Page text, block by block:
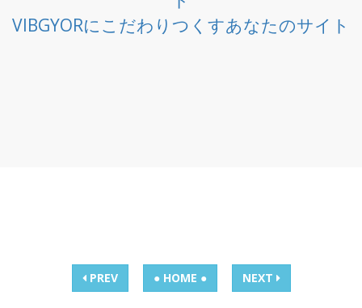
VIBGYORにこだわりつくすあなたのサイト
PREV ● HOME ● NEXT